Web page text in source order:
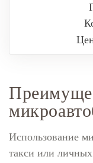
Использование
такси или